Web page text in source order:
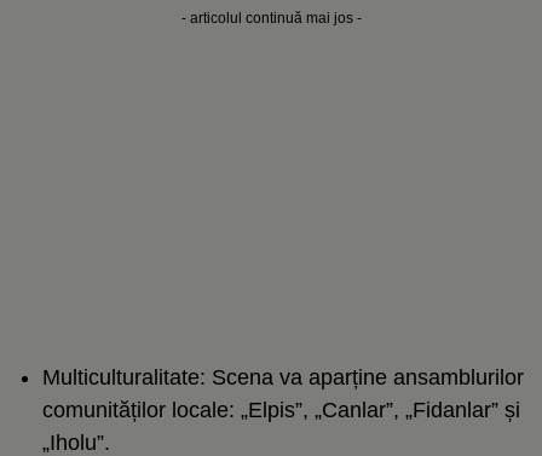
- articolul continuă mai jos -
Multiculturalitate: Scena va aparține ansamblurilor
comunităților locale: „Elpis”, „Canlar”, „Fidanlar” și
„Iholu”.